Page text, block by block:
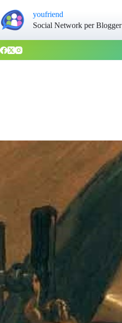
youfriend
Social Network per Blogger